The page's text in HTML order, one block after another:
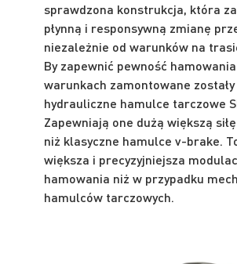
sprawdzona konstrukcja, która
płynną i responsywną zmianę
niezależnie od warunków na
By zapewnić pewność
warunkach zamontowane zostały
hydrauliczne hamulce tarczowe
Zapewniają one dużą większą
niż klasyczne hamulce v-brake.
większa i precyzyjniejsza
hamowania niż w przypadku
hamulców tarczowych.